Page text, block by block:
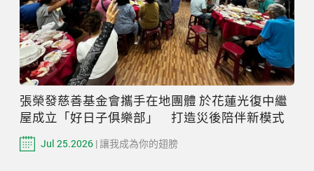
張榮發慈善基金會攜手在地團體 於花蓮光復中繼
屋成立「好日子俱樂部」 打造災後陪伴新模式
Jul 25.2026 | 讓我成為你的翅膀